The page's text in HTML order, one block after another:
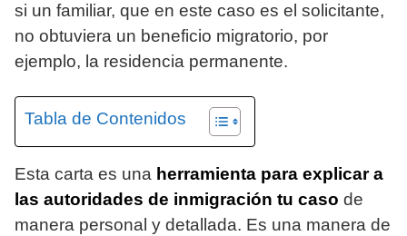
si un familiar, que en este caso es el solicitante,
no obtuviera un beneficio migratorio, por
ejemplo, la residencia permanente.
Tabla de Contenidos
Esta carta es una herramienta para explicar a
las autoridades de inmigración tu caso de
manera personal y detallada. Es una manera de